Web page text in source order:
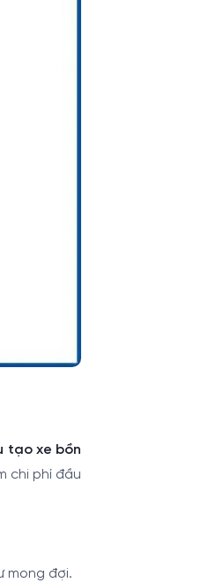
tạo xe bồn
chi phí đầu
mong đợi.